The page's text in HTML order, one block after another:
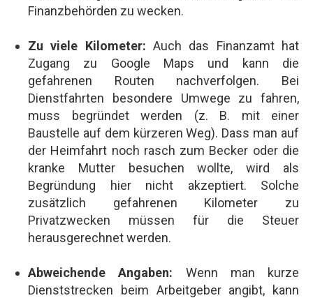
Finanzbehörden zu wecken.
Zu viele Kilometer: Auch das Finanzamt hat
Zugang zu Google Maps und kann die
gefahrenen Routen nachverfolgen. Bei
Dienstfahrten besondere Umwege zu fahren,
muss begründet werden (z. B. mit einer
Baustelle auf dem kürzeren Weg). Dass man auf
der Heimfahrt noch rasch zum Becker oder die
kranke Mutter besuchen wollte, wird als
Begründung hier nicht akzeptiert. Solche
zusätzlich gefahrenen Kilometer zu
Privatzwecken müssen für die Steuer
herausgerechnet werden.
Abweichende Angaben: Wenn man kurze
Dienststrecken beim Arbeitgeber angibt, kann